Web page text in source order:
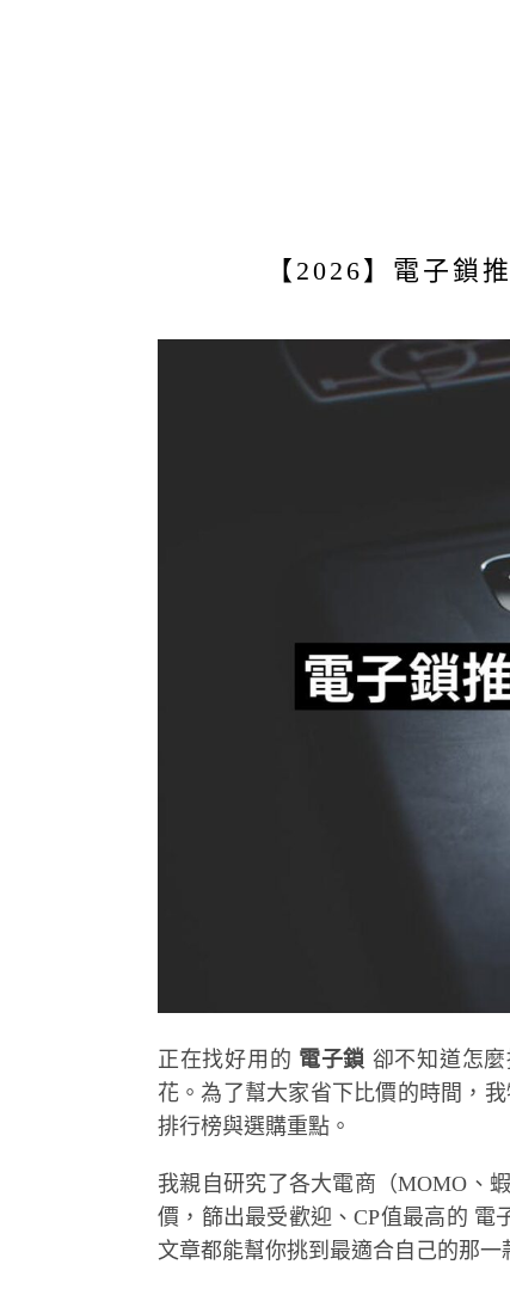
【2026】電子鎖
正在找好用的 電子鎖 卻不知道怎
花。為了幫大家省下比價的時間，
排行榜與選購重點。
我親自研究了各大電商（MOMO、
價，篩出最受歡迎、CP值最高的
文章都能幫你挑到最適合自己的那一